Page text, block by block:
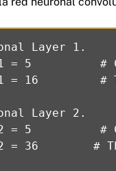
Layer 1.
= 5          #
= 16         #
Layer 2.
= 5          #
= 36        #